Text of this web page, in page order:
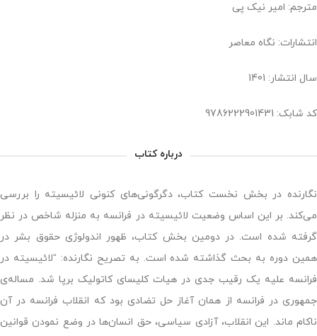
مترجم: امیر نیک پی
انتشارات: نگاه معاصر
سال انتشار: 1401
کد شابک: 9786222901431
درباره کتاب
نگارنده در بخش نخست کتاب، دگرگونی‌های کنونی لائیسیته را بررسی
می‌کند. بر این اساس وضعیت لائیسیته در فرانسه به منزله‌ شاخص در نظر
گرفته شده است. در دومین بخش کتاب، ظهور اندولوژی حقوق بشر در
همین دوره به بحث گذاشته شده است. به تصریح نگارنده: “لائیسیته در
فرانسه علیه یک رقیب جدی در هیات کلیسای کاتولیک برپا شد. مساله‌ی
جمهوری در فرانسه از همان آغاز حل تضادی بود که انقلاب فرانسه در آن
ناکام ماند. این انقلاب، آزادی سیاسی، حق انسان‌ها در وضع نمودن قوانین